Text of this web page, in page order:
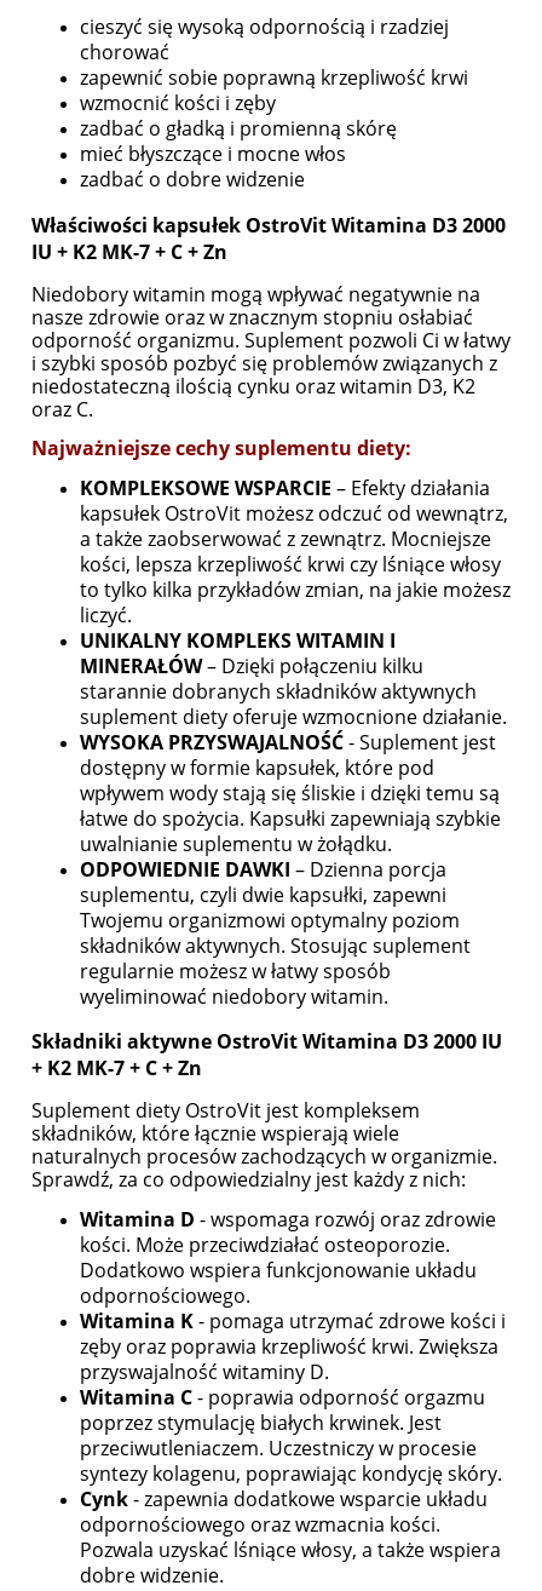
cieszyć się wysoką odpornością i rzadziej
chorować
zapewnić sobie poprawną krzepliwość krwi
wzmocnić kości i zęby
zadbać o gładką i promienną skórę
mieć błyszczące i mocne włos
zadbać o dobre widzenie
Właściwości kapsułek OstroVit Witamina D3 2000
IU + K2 MK-7 + C + Zn
Niedobory witamin mogą wpływać negatywnie na
nasze zdrowie oraz w znacznym stopniu osłabiać
odporność organizmu. Suplement pozwoli Ci w łatwy
i szybki sposób pozbyć się problemów związanych z
niedostateczną ilością cynku oraz witamin D3, K2
oraz C.
Najważniejsze cechy suplementu diety:
KOMPLEKSOWE WSPARCIE – Efekty działania
kapsułek OstroVit możesz odczuć od wewnątrz,
a także zaobserwować z zewnątrz. Mocniejsze
kości, lepsza krzepliwość krwi czy lśniące włosy
to tylko kilka przykładów zmian, na jakie możesz
liczyć.
UNIKALNY KOMPLEKS WITAMIN I
MINERAŁÓW– Dzięki połączeniu kilku
starannie dobranych składników aktywnych
suplement diety oferuje wzmocnione działanie.
WYSOKA PRZYSWAJALNOŚĆ- Suplement jest
dostępny w formie kapsułek, które pod
wpływem wody stają się śliskie i dzięki temu są
łatwe do spożycia. Kapsułki zapewniają szybkie
uwalnianie suplementu w żołądku.
ODPOWIEDNIE DAWKI – Dzienna porcja
suplementu, czyli dwie kapsułki, zapewni
Twojemu organizmowi optymalny poziom
składników aktywnych. Stosując suplement
regularnie możesz w łatwy sposób
wyeliminować niedobory witamin.
Składniki aktywne OstroVit Witamina D3 2000 IU
+ K2 MK-7 + C + Zn
Suplement diety OstroVit jest kompleksem
składników, które łącznie wspierają wiele
naturalnych procesów zachodzących w organizmie.
Sprawdź, za co odpowiedzialny jest każdy z nich:
Witamina D - wspomaga rozwój oraz zdrowie
kości. Może przeciwdziałać osteoporozie.
Dodatkowo wspiera funkcjonowanie układu
odpornościowego.
Witamina K- pomaga utrzymać zdrowe kości i
zęby oraz poprawia krzepliwość krwi. Zwiększa
przyswajalność witaminy D.
Witamina C- poprawia odporność orgazmu
poprzez stymulację białych krwinek. Jest
przeciwutleniaczem. Uczestniczy w procesie
syntezy kolagenu, poprawiając kondycję skóry.
Cynk- zapewnia dodatkowe wsparcie układu
odpornościowego oraz wzmacnia kości.
Pozwala uzyskać lśniące włosy, a także wspiera
dobre widzenie.